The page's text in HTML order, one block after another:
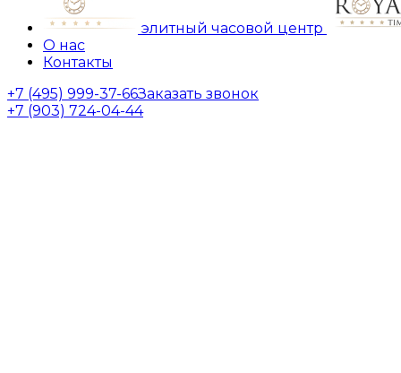
элитный часовой центр
О нас
Контакты
+7 (495) 999-37-66Заказать звонок
+7 (903) 724-04-44